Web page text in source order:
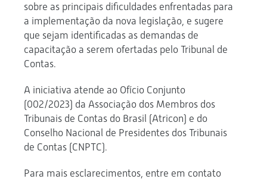
sobre as principais dificuldades enfrentadas para
a implementação da nova legislação, e sugere
que sejam identificadas as demandas de
capacitação a serem ofertadas pelo Tribunal de
Contas.
A iniciativa atende ao Ofício Conjunto
(002/2023) da Associação dos Membros dos
Tribunais de Contas do Brasil (Atricon) e do
Conselho Nacional de Presidentes dos Tribunais
de Contas (CNPTC).
Para mais esclarecimentos, entre em contato